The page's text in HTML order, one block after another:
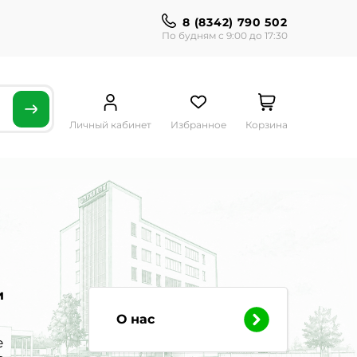
8 (8342) 790 502
По будням с 9:00 до 17:30
Личный кабинет Избранное Корзина
О нас